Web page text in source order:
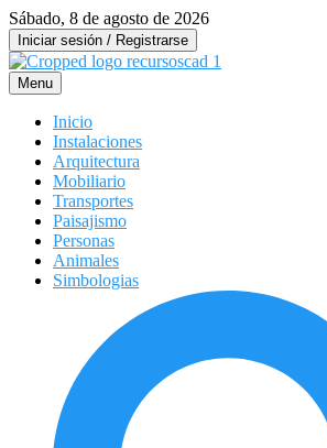
Saltar
al
contenido
Sábado, 8 de agosto de 2026
Iniciar sesión / Registrarse
Menu
Inicio
Instalaciones
Arquitectura
Mobiliario
Transportes
Paisajismo
Personas
Animales
Simbologias